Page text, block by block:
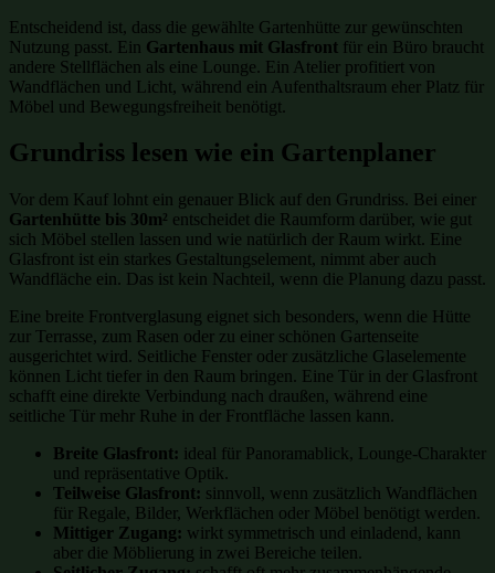
Entscheidend ist, dass die gewählte Gartenhütte zur gewünschten
Nutzung passt. Ein Gartenhaus mit Glasfront für ein Büro braucht
andere Stellflächen als eine Lounge. Ein Atelier profitiert von
Wandflächen und Licht, während ein Aufenthaltsraum eher Platz für
Möbel und Bewegungsfreiheit benötigt.
Grundriss lesen wie ein Gartenplaner
Vor dem Kauf lohnt ein genauer Blick auf den Grundriss. Bei einer
Gartenhütte bis 30m² entscheidet die Raumform darüber, wie gut
sich Möbel stellen lassen und wie natürlich der Raum wirkt. Eine
Glasfront ist ein starkes Gestaltungselement, nimmt aber auch
Wandfläche ein. Das ist kein Nachteil, wenn die Planung dazu passt.
Eine breite Frontverglasung eignet sich besonders, wenn die Hütte
zur Terrasse, zum Rasen oder zu einer schönen Gartenseite
ausgerichtet wird. Seitliche Fenster oder zusätzliche Glaselemente
können Licht tiefer in den Raum bringen. Eine Tür in der Glasfront
schafft eine direkte Verbindung nach draußen, während eine
seitliche Tür mehr Ruhe in der Frontfläche lassen kann.
Breite Glasfront: ideal für Panoramablick, Lounge-Charakter
und repräsentative Optik.
Teilweise Glasfront: sinnvoll, wenn zusätzlich Wandflächen
für Regale, Bilder, Werkflächen oder Möbel benötigt werden.
Mittiger Zugang: wirkt symmetrisch und einladend, kann
aber die Möblierung in zwei Bereiche teilen.